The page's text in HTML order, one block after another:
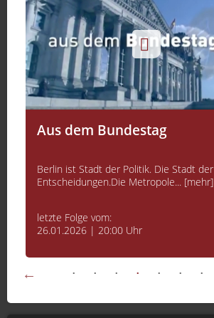
Aus dem Bundestag
Berlin ist Stadt der Politik. Die Stadt der
Entscheidungen.Die Metropole... [mehr]
letzte Folge vom:
26.01.2026 | 20:00 Uhr